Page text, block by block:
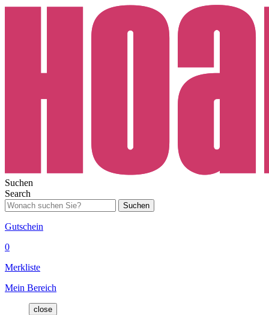
Suchen
Search
Suchen
Gutschein
0
Merkliste
Mein Bereich
close